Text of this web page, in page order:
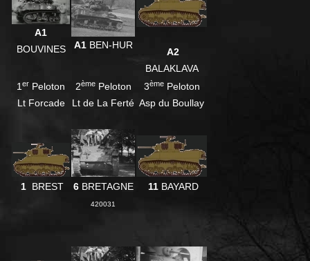
A1
BOUVINES
A1BEN-HUR
A2
BALAKLAVA
1 er Peloton
Lt Forcade
2èmePeloton
Lt de La Ferté
3èmePeloton
Asp du Boullay
1 BREST 6 BRETAGNE
420031
11BAYARD